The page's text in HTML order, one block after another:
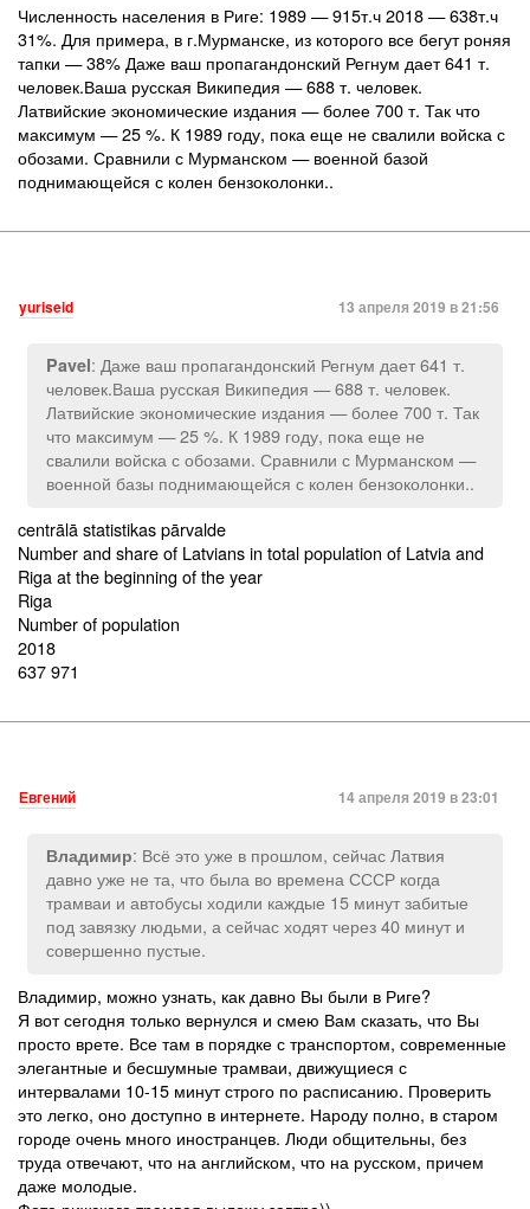
Численность населения в Риге: 1989 — 915т.ч 2018 — 638т.ч
31%. Для примера, в г.Мурманске, из которого все бегут роняя
тапки — 38% Даже ваш пропагандонский Регнум дает 641 т.
человек.Ваша русская Википедия — 688 т. человек.
Латвийские экономические издания — более 700 т. Так что
максимум — 25 %. К 1989 году, пока еще не свалили войска с
обозами. Сравнили с Мурманском — военной базой
поднимающейся с колен бензоколонки..
yuriseid 13 апреля 2019 в 21:56
Pavel: Даже ваш пропагандонский Регнум дает 641 т.
человек.Ваша русская Википедия — 688 т. человек.
Латвийские экономические издания — более 700 т. Так
что максимум — 25 %. К 1989 году, пока еще не
свалили войска с обозами. Сравнили с Мурманском —
военной базы поднимающейся с колен бензоколонки..
centrālā statistikas pārvalde
Number and share of Latvians in total population of Latvia and
Riga at the beginning of the year
Riga
Number of population
2018
637 971
Евгений 14 апреля 2019 в 23:01
Владимир: Всё это уже в прошлом, сейчас Латвия
давно уже не та, что была во времена СССР когда
трамваи и автобусы ходили каждые 15 минут забитые
под завязку людьми, а сейчас ходят через 40 минут и
совершенно пустые.
Владимир, можно узнать, как давно Вы были в Риге?
Я вот сегодня только вернулся и смею Вам сказать, что Вы
просто врете. Все там в порядке с транспортом, современные
элегантные и бесшумные трамваи, движущиеся с
интервалами 10-15 минут строго по расписанию. Проверить
это легко, оно доступно в интернете. Народу полно, в старом
городе очень много иностранцев. Люди общительны, без
труда отвечают, что на английском, что на русском, причем
даже молодые.